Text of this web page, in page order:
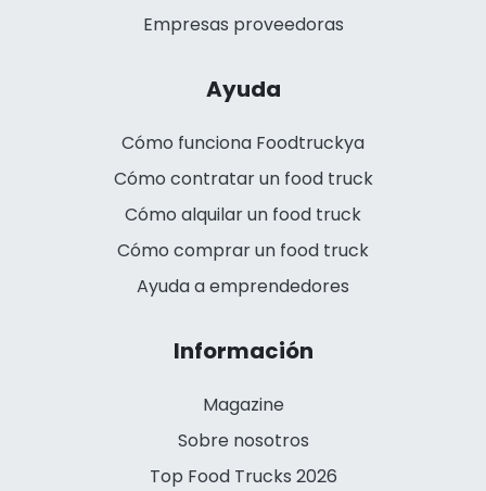
Empresas proveedoras
Ayuda
Cómo funciona Foodtruckya
Cómo contratar un food truck
Cómo alquilar un food truck
Cómo comprar un food truck
Ayuda a emprendedores
Información
Magazine
Sobre nosotros
Top Food Trucks 2026